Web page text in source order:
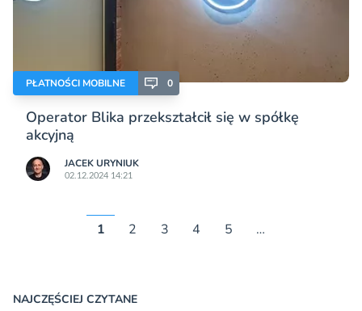
PŁATNOŚCI MOBILNE 0
Operator Blika przekształcił się w spółkę
akcyjną
JACEK URYNIUK
02.12.2024 14:21
1 2 3 4 5 …
NAJCZĘŚCIEJ CZYTANE